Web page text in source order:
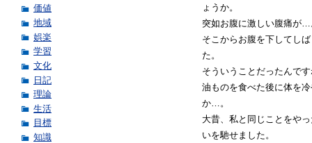
ょうか。
突如お腹に激しい腹痛が…
そこからお腹を下してし
た。
そういうことだったんで
油ものを食べた後に体を
か…。
大昔、私と同じことをや
いを馳せました。
価値
地域
娯楽
学習
文化
日記
理論
生活
目標
知識